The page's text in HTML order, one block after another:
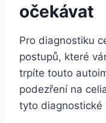
očekávat
Pro diagnostiku
postupů, které
trpíte touto
podezření na
tyto diagnostické